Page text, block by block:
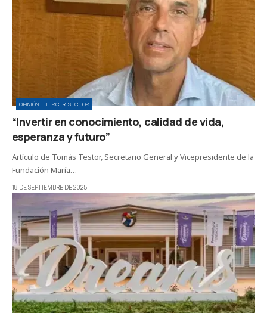
OPINIÓN TERCER SECTOR
“Invertir en conocimiento, calidad de vida,
esperanza y futuro”
Artículo de Tomás Testor, Secretario General y Vicepresidente de la
Fundación María…
18 DE SEPTIEMBRE DE 2025